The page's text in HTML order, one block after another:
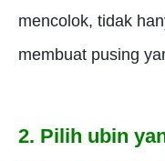
mencolok, tidak
membuat pusing
2. Pilih ubin